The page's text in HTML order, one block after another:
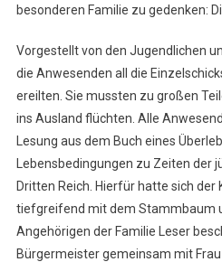
besonderen Familie zu gedenken:
Vorgestellt von den Jugendlichen
die Anwesenden all die
ereilten. Sie mussten zu großen
ins Ausland flüchten. Alle
Lesung aus dem Buch eines
Lebensbedingungen zu Zeiten der
Dritten Reich. Hierfür hatte sich der
tiefgreifend mit dem Stammbaum
Angehörigen der Familie Leser
Bürgermeister gemeinsam mit